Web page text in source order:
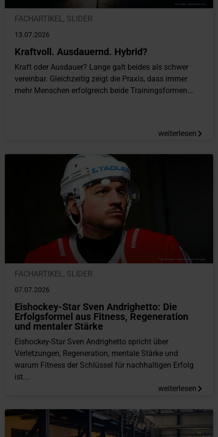
FACHARTIKEL , SLIDER
13.07.2026
Kraftvoll. Ausdauernd. Hybrid?
Kraft oder Ausdauer? Lange galt beides als schwer
vereinbar. Gleichzeitig zeigt die Praxis, dass immer
mehr Menschen erfolgreich beide Trainingsformen...
weiterlesen
FACHARTIKEL, SLIDER
07.07.2026
Eishockey-Star Sven Andrighetto: Die
Erfolgsformel aus Fitness, Regeneration
und mentaler Stärke
Eishockey-Star Sven Andrighetto spricht über
Verletzungen, Regeneration, mentale Stärke und
warum Fitness der Schlüssel für nachhaltigen Erfolg
ist....
weiterlesen